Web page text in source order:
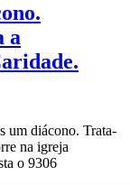
a
um diácono. Trata-
na igreja
o 9306